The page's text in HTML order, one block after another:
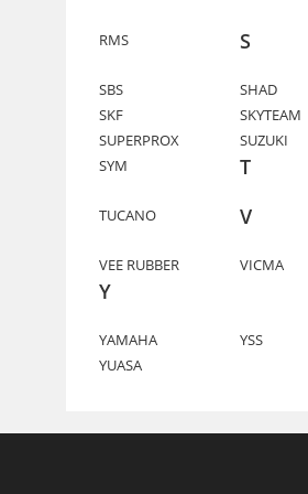
RMS S
SBS
SHAD
SKF
SKYTEAM
SUPERPROX
SUZUKI
SYM
T
TUCANO V
VEE RUBBER VICMA
Y
YAMAHA
YSS
YUASA